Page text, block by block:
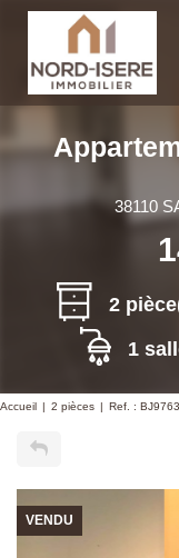
38110
2
1
Accueil 2 pièces Ref. : BJ9763
VENDU